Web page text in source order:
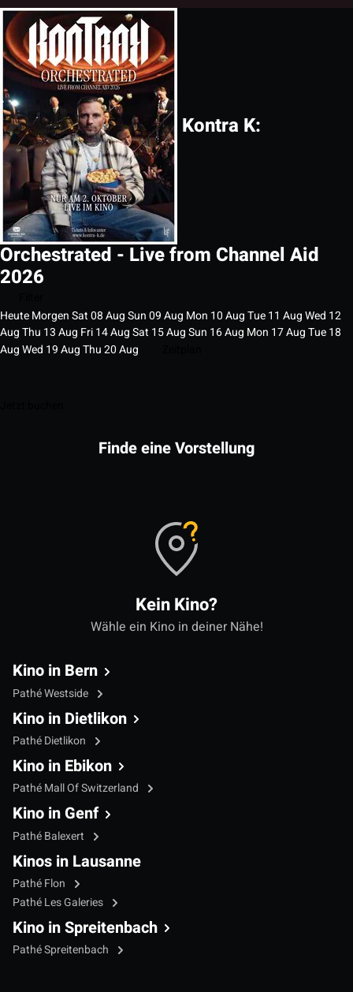
Kontra K:
Orchestrated - Live from Channel Aid
2026
HeuteMorgenSat08AugSun09Aug Mon 10AugTue11 AugWed 12
AugThu 13Aug Fri14AugSat 15AugSun 16Aug Mon 17AugTue18
AugWed 19AugThu20Aug
Finde eine Vorstellung
Kein Kino?
Wähle ein Kino in deiner Nähe!
Kino in Bern
Pathé Westside
Kino in Dietlikon
Pathé Dietlikon
Kino in Ebikon
Pathé Mall Of Switzerland
Kino in Genf
Pathé Balexert
Kinos in Lausanne
Pathé Flon
Pathé Les Galeries
Kino in Spreitenbach
Pathé Spreitenbach